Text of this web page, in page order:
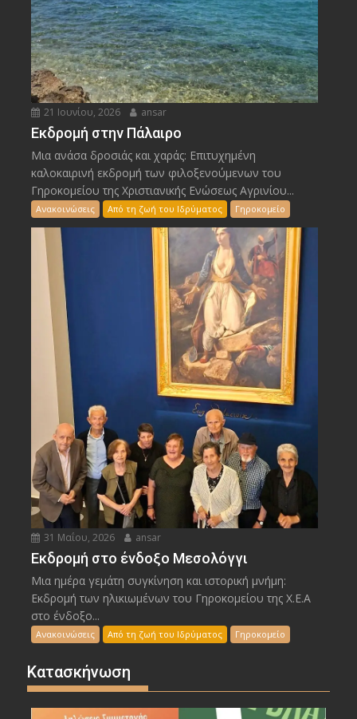
21 Ιουνίου, 2026 ansar
Εκδρομή στην Πάλαιρο
Μια ανάσα δροσιάς και χαράς: Επιτυχημένη
καλοκαιρινή εκδρομή των φιλοξενούμενων του
Γηροκομείου της Χριστιανικής Ενώσεως Αγρινίου...
Ανακοινώσεις Από τη ζωή του Ιδρύματος Γηροκομείο
31 Μαΐου, 2026 ansar
Εκδρομή στο ένδοξο Μεσολόγγι
Μια ημέρα γεμάτη συγκίνηση και ιστορική μνήμη:
Εκδρομή των ηλικιωμένων του Γηροκομείου της Χ.Ε.Α
στο ένδοξο...
Ανακοινώσεις Από τη ζωή του Ιδρύματος Γηροκομείο
Κατασκήνωση